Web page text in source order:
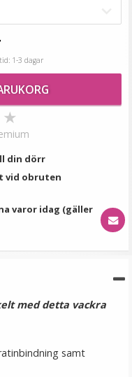
- Svart
1-3 dagar
★
din dörr
vid obruten
varor idag (gäller
med detta vackra
samt